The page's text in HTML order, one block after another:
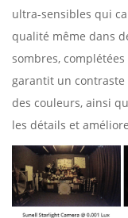
ultra-sensibles qui
qualité même dans
sombres,
garantit un
des couleurs, ainsi
les détails et